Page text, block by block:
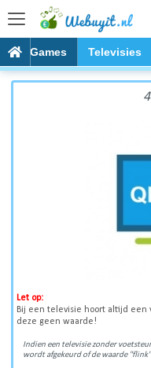
Games Televisies
4K QLED TV
Let op:
Bij een televisie hoort altijd
deze geen waarde!
Indien een televisie zonder
wordt afgekeurd of de waarde